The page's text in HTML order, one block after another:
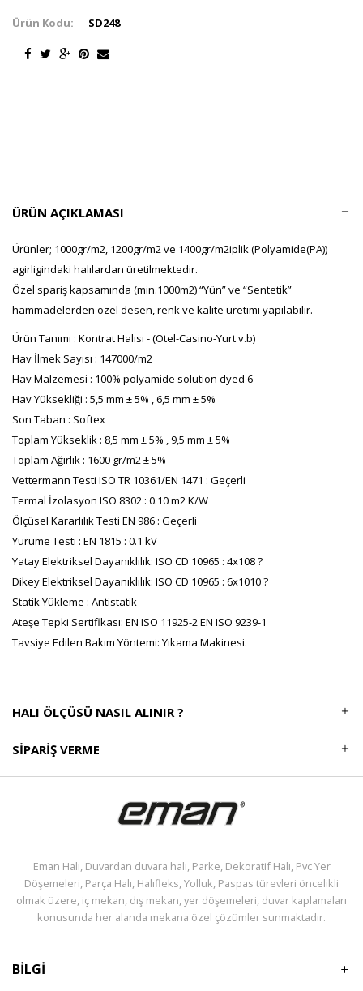
Ürün Kodu: SD248
ÜRÜN AÇIKLAMASI
Ürünler; 1000gr/m2, 1200gr/m2 ve 1400gr/m2iplik (Polyamide(PA))
agirligindaki halılardan üretilmektedir.
Özel spariş kapsamında (min.1000m2) “Yün” ve “Sentetik”
hammadelerden özel desen, renk ve kalite üretimi yapılabilir.
Ürün Tanımı : Kontrat Halısı - (Otel-Casino-Yurt v.b)
Hav İlmek Sayısı : 147000/m2
Hav Malzemesi : 100% polyamide solution dyed 6
Hav Yüksekliği : 5,5 mm ± 5% , 6,5 mm ± 5%
Son Taban : Softex
Toplam Yükseklik : 8,5 mm ± 5% , 9,5 mm ± 5%
Toplam Ağırlık : 1600 gr/m2 ± 5%
Vettermann Testi ISO TR 10361/EN 1471 : Geçerli
Termal İzolasyon ISO 8302 : 0.10 m2 K/W
Ölçüsel Kararlılık Testi EN 986 : Geçerli
Yürüme Testi : EN 1815 : 0.1 kV
Yatay Elektriksel Dayanıklılık: ISO CD 10965 : 4x108 ?
Dikey Elektriksel Dayanıklılık: ISO CD 10965 : 6x1010 ?
Statik Yükleme : Antistatik
Ateşe Tepki Sertifikası: EN ISO 11925-2 EN ISO 9239-1
Tavsiye Edilen Bakım Yöntemi: Yıkama Makinesi.
HALI ÖLÇÜSÜ NASIL ALINIR ?
SIPARIŞ VERME
Eman Halı, Duvardan duvara halı, Parke, Dekoratif Halı, Pvc Yer
Döşemeleri, Parça Halı, Halıfleks, Yolluk, Paspas türevleri öncelikli
olmak üzere, iç mekan, dış mekan, yer döşemeleri, duvar kaplamaları
konusunda her alanda mekana özel çözümler sunmaktadır.
BİLGİ